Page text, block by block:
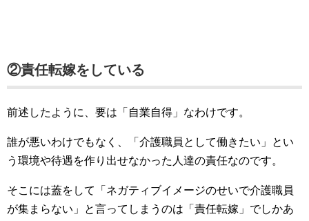
②責任転嫁をしている
前述したように、要は「自業自得」なわけです。
誰が悪いわけでもなく、「介護職員として働きたい」とい
う環境や待遇を作り出せなかった人達の責任なのです。
そこには蓋をして「ネガティブイメージのせいで介護職員
が集まらない」と言ってしまうのは「責任転嫁」でしかあ